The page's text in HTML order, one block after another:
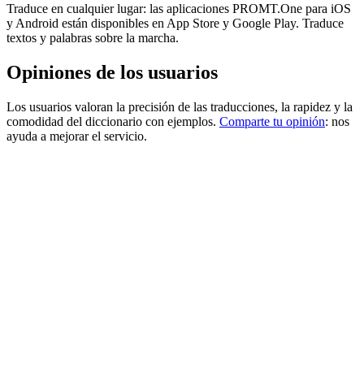
Traduce en cualquier lugar: las aplicaciones PROMT.One para iOS
y Android están disponibles en App Store y Google Play. Traduce
textos y palabras sobre la marcha.
Opiniones de los usuarios
Los usuarios valoran la precisión de las traducciones, la rapidez y la
comodidad del diccionario con ejemplos. Comparte tu opinión: nos
ayuda a mejorar el servicio.